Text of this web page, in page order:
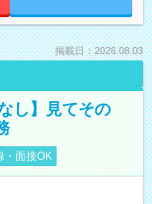
掲載日：2026.08.03
し】見てその
・面接OK